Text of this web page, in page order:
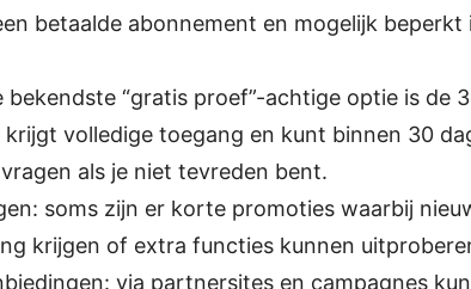
betaalde abonnement en mogelijk beperkt
“gratis proef”-achtige optie is de
volledige toegang en kunt binnen 30
als je niet tevreden bent.
soms zijn er korte promoties waarbij
krijgen of extra functies kunnen
via partnersites en campagnes